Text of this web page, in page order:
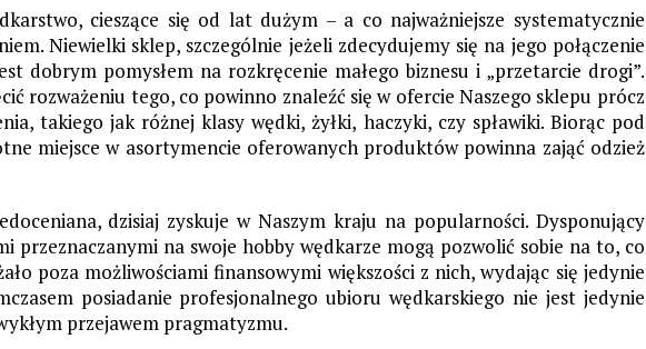
cieszące się od lat dużym – a co najważniejsze systematycznie
Niewielki sklep, szczególnie jeżeli zdecydujemy się na jego połączenie
dobrym pomysłem na rozkręcenie małego biznesu i „przetarcie drogi”.
rozważeniu tego, co powinno znaleźć się w ofercie Naszego sklepu prócz
takiego jak różnej klasy wędki, żyłki, haczyki, czy spławiki. Biorąc pod
miejsce w asortymencie oferowanych produktów powinna zająć odzież
dzisiaj zyskuje w Naszym kraju na popularności. Dysponujący
przeznaczanymi na swoje hobby wędkarze mogą pozwolić sobie na to, co
poza możliwościami finansowymi większości z nich, wydając się jedynie
posiadanie profesjonalnego ubioru wędkarskiego nie jest jedynie
przejawem pragmatyzmu.